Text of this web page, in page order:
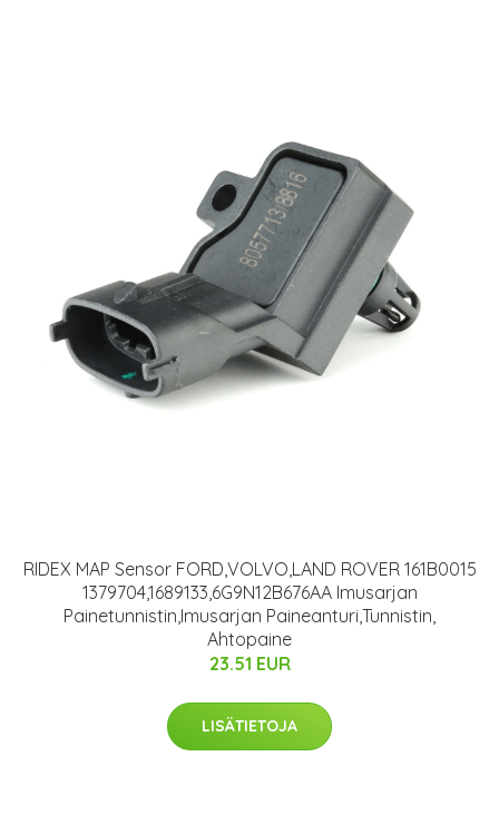
RIDEX MAP Sensor FORD,VOLVO,LAND ROVER 161B0015
1379704,1689133,6G9N12B676AA Imusarjan
Painetunnistin,Imusarjan Paineanturi,Tunnistin,
Ahtopaine
23.51 EUR
LISÄTIETOJA